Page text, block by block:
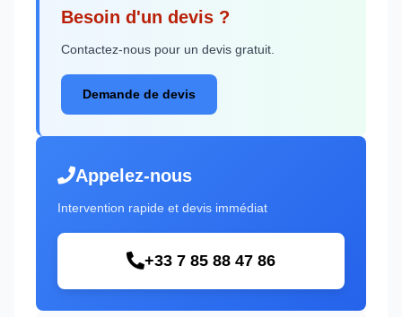
Besoin d'un devis ?
Contactez-nous pour un devis gratuit.
Demande de devis
Appelez-nous
Intervention rapide et devis immédiat
+33 7 85 88 47 86